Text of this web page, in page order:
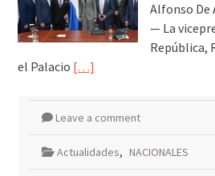
Alfonso De
— La
República,
el Palacio […]
Leave a comment
Actualidades, NACIONALES